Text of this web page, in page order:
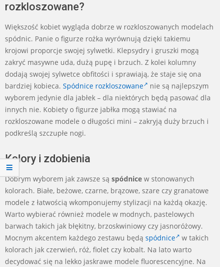
rozkloszowane?
Większość kobiet wygląda dobrze w rozkloszowanych modelach
spódnic. Panie o figurze rożka wyrównują dzięki takiemu
krojowi proporcje swojej sylwetki. Klepsydry i gruszki mogą
zakryć masywne uda, dużą pupę i brzuch. Z kolei kolumny
dodają swojej sylwetce obfitości i sprawiają, że staje się ona
bardziej kobieca. Spódnice rozkloszowane
nie są najlepszym
wyborem jedynie dla jabłek – dla niektórych będą pasować dla
innych nie. Kobiety o figurze jabłka mogą stawiać na
rozkloszowane modele o długości mini – zakryją duży brzuch i
podkreślą szczupłe nogi.
Kolory i zdobienia
Dobrym wyborem jak zawsze są spódnice w stonowanych
kolorach. Białe, beżowe, czarne, brązowe, szare czy granatowe
modele z łatwością wkomponujemy stylizacji na każdą okazję.
Warto wybierać również modele w modnych, pastelowych
barwach takich jak błękitny, brzoskwiniowy czy jasnoróżowy.
Mocnym akcentem każdego zestawu będą spódnice
w takich
kolorach jak czerwień, róż, fiolet czy kobalt. Na lato warto
decydować się na lekko jaskrawe modele fluorescencyjne. Na